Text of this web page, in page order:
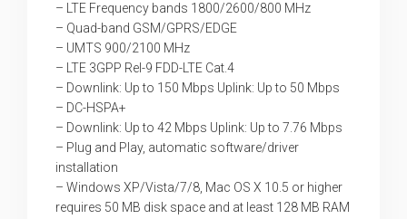
– LTE Frequency bands 1800/2600/800 MHz
– Quad-band GSM/GPRS/EDGE
– UMTS 900/2100 MHz
– LTE 3GPP Rel-9 FDD-LTE Cat.4
– Downlink: Up to 150 Mbps Uplink: Up to 50 Mbps
– DC-HSPA+
– Downlink: Up to 42 Mbps Uplink: Up to 7.76 Mbps
– Plug and Play, automatic software/driver
installation
– Windows XP/Vista/7/8, Mac OS X 10.5 or higher
requires 50 MB disk space and at least 128 MB RAM